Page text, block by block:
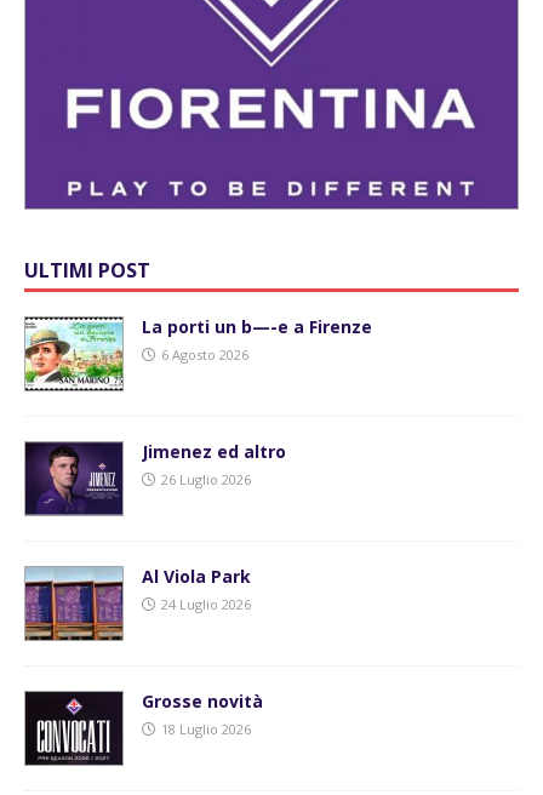
ULTIMI POST
La porti un b—-e a Firenze
6 Agosto 2026
Jimenez ed altro
26 Luglio 2026
Al Viola Park
24 Luglio 2026
Grosse novità
18 Luglio 2026